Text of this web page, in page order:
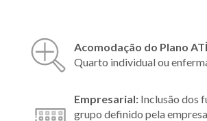
Acomodação do Plano
Quarto individual ou
Empresarial: Inclusão dos
grupo definido pela